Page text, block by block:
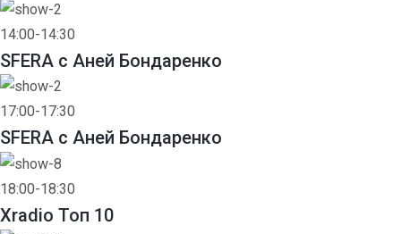
14:00-14:30
SFERA с Аней Бондаренко
17:00-17:30
SFERA с Аней Бондаренко
18:00-18:30
Xradio Топ 10